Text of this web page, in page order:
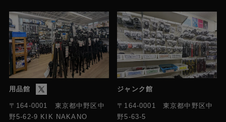
用品館
〒164-0001 東京都中野区中
野5-62-9 KIK NAKANO
ジャンク館
〒164-0001 東京都中野区中
野5-63-5